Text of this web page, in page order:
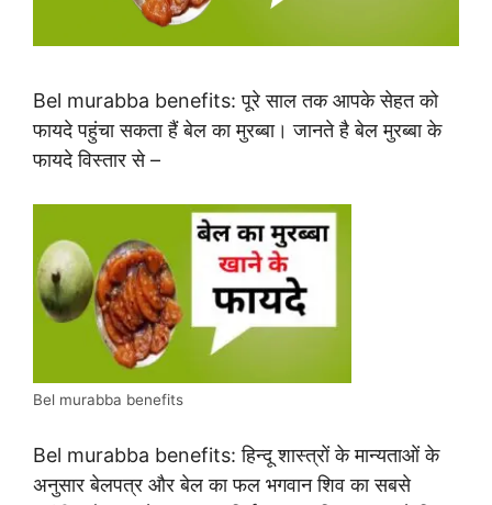
Bel murabba benefits: पूरे साल तक आपके सेहत को
फायदे पहुंचा सकता हैं बेल का मुरब्बा। जानते है बेल मुरब्बा के
फायदे विस्तार से –
Bel murabba benefits
Bel murabba benefits: हिन्दू शास्त्रों के मान्यताओं के
अनुसार बेलपत्र और बेल का फल भगवान शिव का सबसे